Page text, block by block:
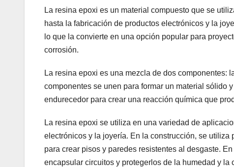
La resina epoxi es un material compuesto que se
hasta la fabricación de productos electrónicos y la
lo que la convierte en una opción popular para
corrosión.
La resina epoxi es una mezcla de dos componentes:
componentes se unen para formar un material sólido
endurecedor para crear una reacción química que
La resina epoxi se utiliza en una variedad de
electrónicos y la joyería. En la construcción, se
para crear pisos y paredes resistentes al desgaste.
encapsular circuitos y protegerlos de la humedad y